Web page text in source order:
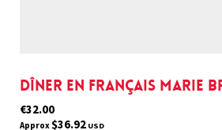
Dîner en français Marie
€32.00
Approx$36.92 USD